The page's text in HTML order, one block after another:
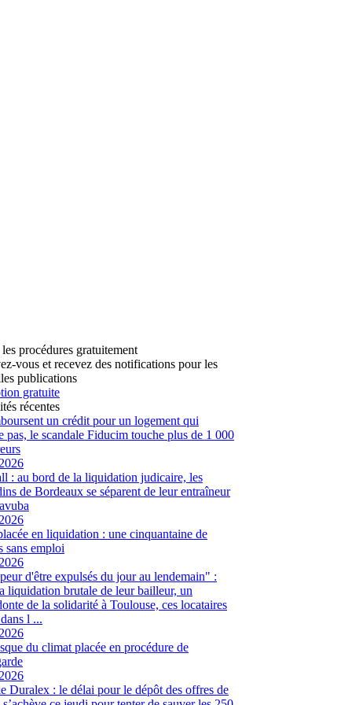
procédures gratuitement
vous et recevez des notifications pour les
publications
gratuite
récentes
un crédit pour un logement qui
pas, le scandale Fiducim touche plus de 1 000
: au bord de la liquidation judicaire, les
de Bordeaux se séparent de leur entraîneur
en liquidation : une cinquantaine de
sans emploi
d'être expulsés du jour au lendemain" :
liquidation brutale de leur bailleur, un
de la solidarité à Toulouse, ces locataires
l ...
du climat placée en procédure de
Duralex : le délai pour le dépôt des offres de